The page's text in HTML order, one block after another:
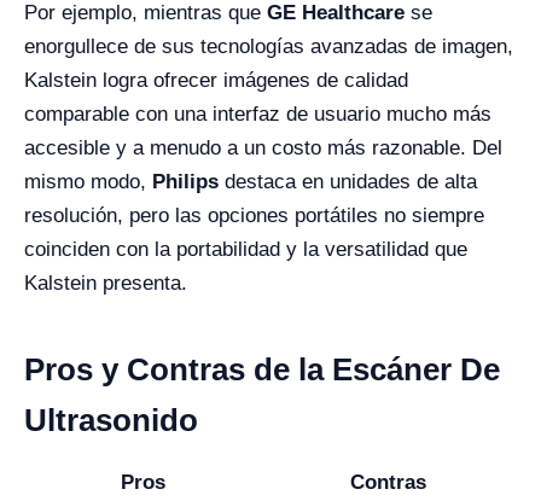
Por ejemplo, mientras que GE Healthcare se
enorgullece de sus tecnologías avanzadas de imagen,
Kalstein logra ofrecer imágenes de calidad
comparable con una interfaz de usuario mucho más
accesible y a menudo a un costo más razonable. Del
mismo modo, Philips destaca en unidades de alta
resolución, pero las opciones portátiles no siempre
coinciden con la portabilidad y la versatilidad que
Kalstein presenta.
Pros y Contras de la Escáner De
Ultrasonido
Pros
Contras